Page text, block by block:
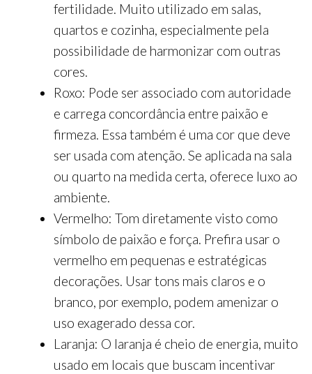
fertilidade. Muito utilizado em salas,
quartos e cozinha, especialmente pela
possibilidade de harmonizar com outras
cores.
Roxo: Pode ser associado com autoridade
e carrega concordância entre paixão e
firmeza. Essa também é uma cor que deve
ser usada com atenção. Se aplicada na sala
ou quarto na medida certa, oferece luxo ao
ambiente.
Vermelho: Tom diretamente visto como
símbolo de paixão e força. Prefira usar o
vermelho em pequenas e estratégicas
decorações. Usar tons mais claros e o
branco, por exemplo, podem amenizar o
uso exagerado dessa cor.
Laranja: O laranja é cheio de energia, muito
usado em locais que buscam incentivar